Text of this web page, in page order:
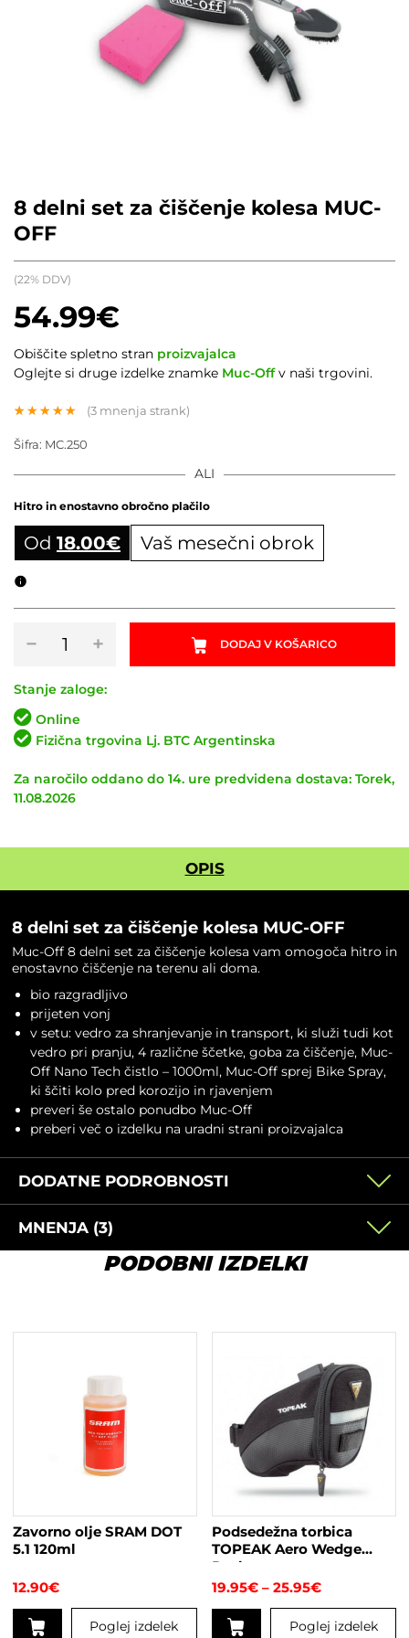
8 delni set za čiščenje kolesa MUC-
OFF
5.00od 5
strank
(3 mnenja strank)
54.99€
(22% DDV)
ALI
Hitro in enostavno obročno plačilo
Od 18.00€ Vaš mesečni obrok
−
delni
za
čiščenje
kolesa
MUC-
količina
+ DODAJ V KOŠARICO
Obiščite spletno stran proizvajalca
Oglejte si druge izdelke znamke Muc-Offv naši trgovini.
Šifra: MC.250
Stanje zaloge:
Online
Fizična trgovina Lj. BTC Argentinska
Za naročilo oddano do 14. ure predvidena dostava: Torek,
11.08.2026
OPIS
8 delni set za čiščenje kolesa MUC-OFF
Muc-Off 8 delni set za čiščenje kolesa vam omogoča hitro in
enostavno čiščenje na terenu ali doma.
bio razgradljivo
prijeten vonj
v setu: vedro za shranjevanje in transport, ki služi tudi kot
vedro pri pranju, 4 različne ščetke, goba za čiščenje, Muc-
Off Nano Tech čistlo – 1000ml, Muc-Off sprej Bike Spray,
ki ščiti kolo pred korozijo in rjavenjem
preveri še ostalo ponudbo Muc-Off
preberi več o izdelku na uradni strani proizvajalca
DODATNE PODROBNOSTI
MNENJA (3)
PODOBNI IZDELKI
Zavorno olje SRAM DOT
5.1 120ml
12.90€
Poglej izdelek
Podsedežna torbica
TOPEAK Aero Wedge
Pack
19.95€ – 25.95€Cenovni
od
19.95€
Poglej izdelek